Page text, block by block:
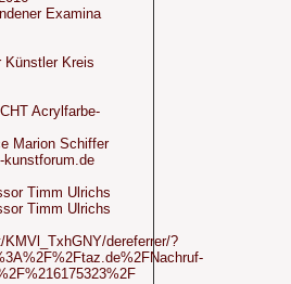
Examina
Künstler Kreis
Acrylfarbe-
Marion Schiffer
kunstforum.de
Timm Ulrichs
Timm Ulrichs
dereferrer/?